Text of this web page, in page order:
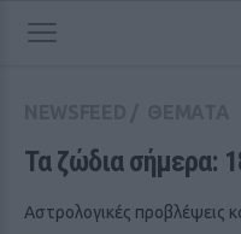
Τα ζώδια σήμερα:
Αστρολογικές προβλέψεις